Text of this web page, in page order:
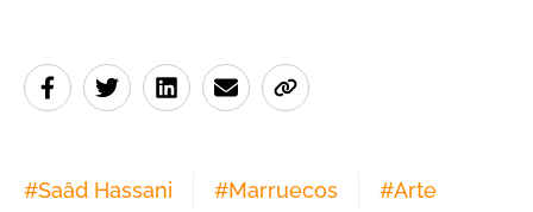
#Saâd Hassani #Marruecos #Arte